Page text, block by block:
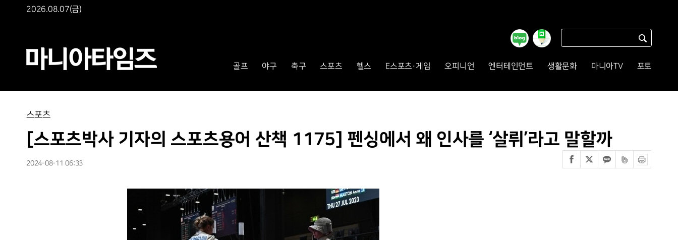
2026.08.07(금)
골프 야구 축구 스포츠 헬스 E스포츠·게임 오피니언 엔터테인먼트 생활문화 마니아TV 포토
스포츠
[스포츠박사 기자의 스포츠용어 산책 1175] 펜싱에서 왜 인사를 ‘살뤼’라고 말할까
2024-08-11 06:33